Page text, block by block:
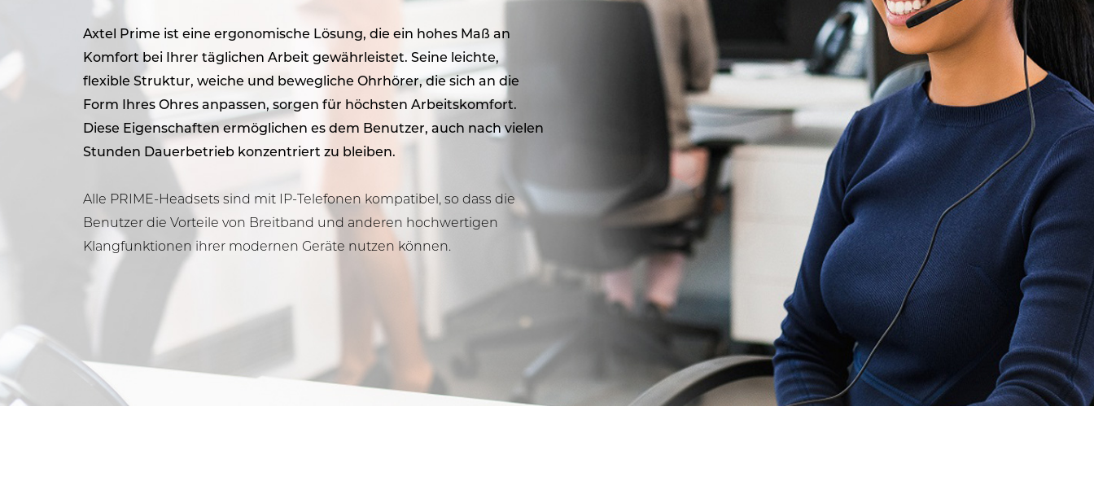
Axtel Prime ist eine ergonomische Lösung, die ein hohes Maß an
Komfort bei Ihrer täglichen Arbeit gewährleistet. Seine leichte,
flexible Struktur, weiche und bewegliche Ohrhörer, die sich an die
Form Ihres Ohres anpassen, sorgen für höchsten Arbeitskomfort.
Diese Eigenschaften ermöglichen es dem Benutzer, auch nach vielen
Stunden Dauerbetrieb konzentriert zu bleiben.
Alle PRIME-Headsets sind mit IP-Telefonen kompatibel, so dass die
Benutzer die Vorteile von Breitband und anderen hochwertigen
Klangfunktionen ihrer modernen Geräte nutzen können.